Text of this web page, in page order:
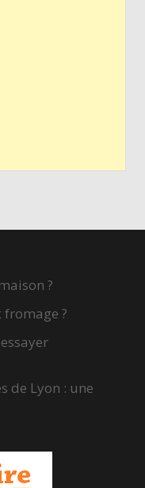
?
?
de Lyon : une